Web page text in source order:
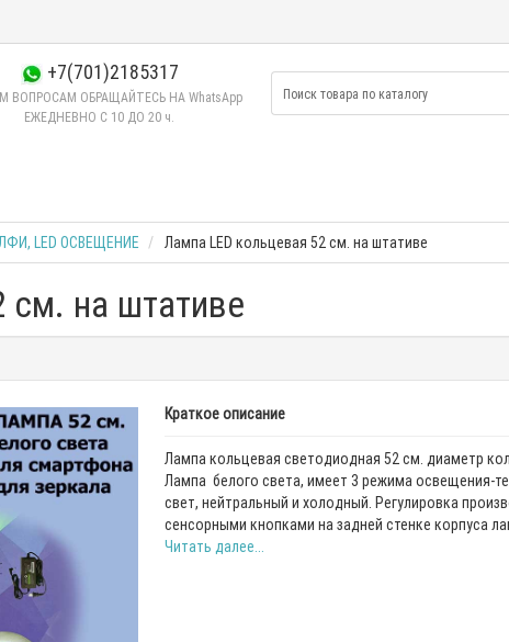
+7(701)2185317
ВОПРОСАМ ОБРАЩАЙТЕСЬ НА WhatsApp
ЕЖЕДНЕВНО C 10 ДО 20 ч.
LED ОСВЕЩЕНИЕ Лампа LED кольцевая 52 см. на штативе
см. на штативе
Краткое описание
Лампа кольцевая светодиодная 52 см. диаметр
Лампа белого света, имеет 3 режима освещения-
свет, нейтральный и холодный. Регулировка
сенсорными кнопками на задней стенке корпуса
Читать далее...